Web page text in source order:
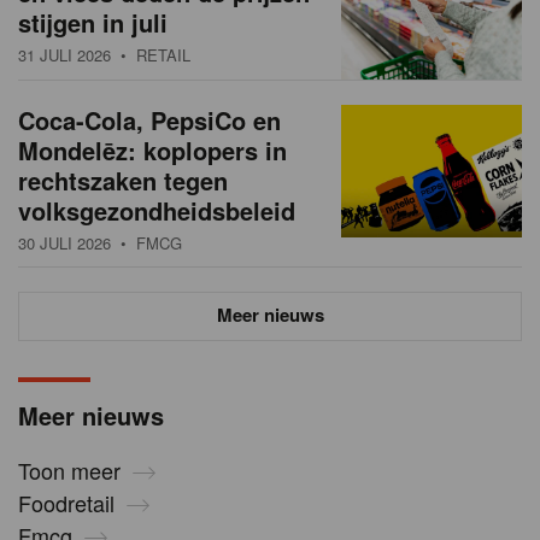
Meer nieuws
Toon meer
Foodretail
stijgen in juli
31 JULI 2026 • RETAIL
Coca-Cola, PepsiCo en
Mondelēz: koplopers in
rechtszaken tegen
volksgezondheidsbeleid
30 JULI 2026 • FMCG
Meer nieuws